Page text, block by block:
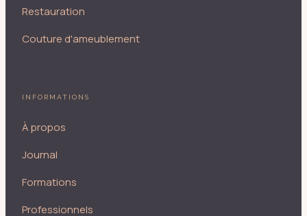
Restauration
Couture d'ameublement
INFORMATIONS
À propos
Journal
Formations
Professionnels